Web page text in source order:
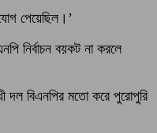
পেয়েছিল।’
নির্বাচন বয়কট না করলে
দল বিএনপির মতো করে পুরোপুরি